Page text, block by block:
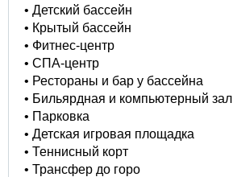
• Детский бассейн
• Крытый бассейн
• Фитнес-центр
• СПА-центр
• Рестораны и бар у бассейна
• Бильярдная и компьютерный зал
• Парковка
• Детская игровая площадка
• Теннисный корт
• Трансфер до горо